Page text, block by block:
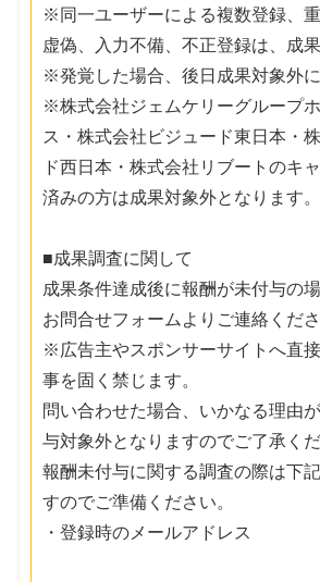
※同一ユーザーによる複数登録、重
虚偽、入力不備、不正登録は、成
※発覚した場合、後日成果対象外に
※株式会社ジェムケリーグループ
ス・株式会社ビジュード東日本・
ド西日本・株式会社リブートのキ
済みの方は成果対象外となります。
■成果調査に関して
成果条件達成後に報酬が未付与の
お問合せフォームよりご連絡くださ
※広告主やスポンサーサイトへ直
事を固く禁じます。
問い合わせた場合、いかなる理由
与対象外となりますのでご了承くだ
報酬未付与に関する調査の際は下
すのでご準備ください。
・登録時のメールアドレス